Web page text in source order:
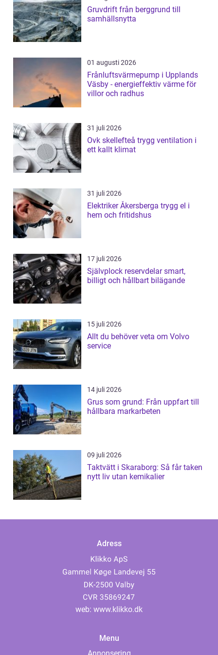
Gruvdrift från berggrund till
samhällsnytta
01 augusti 2026
Frånluftsvärmepump i Upplands
Väsby - energieffektiv värme för
villor och radhus
31 juli 2026
Ovk skellefteå trygg ventilation i
ett kallt klimat
31 juli 2026
Elektriker Åkersberga trygg el i
hem och fritidshus
17 juli 2026
Självplock reservdelar smart,
billigt och hållbart bilägande
15 juli 2026
Allt du behöver veta om Volvo
service
14 juli 2026
Grus som grund: Från uppfart till
hållbara markarbeten
09 juli 2026
Taktvätt i Skaraborg: Så får taken
nytt liv utan kemikalier
Adress
web: www.klikko.dk
Menu